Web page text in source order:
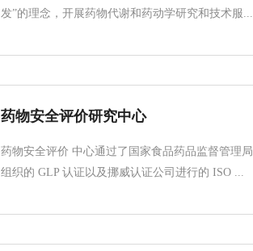
发”的理念，开展药物代谢和药动学研究和技术服...
药物安全评价研究中心
药物安全评价 中心通过了国家食品药品监督管理局
组织的 GLP 认证以及挪威认证公司进行的 ISO ...